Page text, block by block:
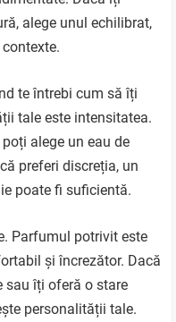
alege unul echilibrat,
te întrebi cum să îți
tale este intensitatea.
alege un eau de
preferi discreția, un
poate fi suficientă.
Parfumul potrivit este
și încrezător. Dacă
sau îți oferă o stare
personalității tale.